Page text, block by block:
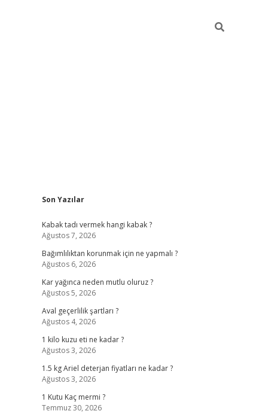
Sidebar
Son Yazılar
Kabak tadı vermek hangi kabak ?
Ağustos 7, 2026
Bağımlılıktan korunmak için ne yapmalı ?
Ağustos 6, 2026
Kar yağınca neden mutlu oluruz ?
Ağustos 5, 2026
Aval geçerlilik şartları ?
Ağustos 4, 2026
1 kilo kuzu eti ne kadar ?
Ağustos 3, 2026
1.5 kg Ariel deterjan fiyatları ne kadar ?
Ağustos 3, 2026
1 Kutu Kaç mermi ?
Temmuz 30, 2026